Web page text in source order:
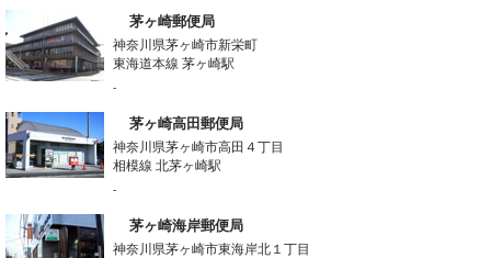
茅ヶ崎郵便局
神奈川県茅ヶ崎市新栄町
東海道本線 茅ヶ崎駅
-
茅ヶ崎高田郵便局
神奈川県茅ヶ崎市高田４丁目
相模線 北茅ヶ崎駅
-
茅ヶ崎海岸郵便局
神奈川県茅ヶ崎市東海岸北１丁目